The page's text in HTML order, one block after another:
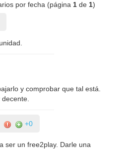
por fecha (página 1de 1)
y comprobar que tal está.
decente.
+0
ser un free2play. Darle una